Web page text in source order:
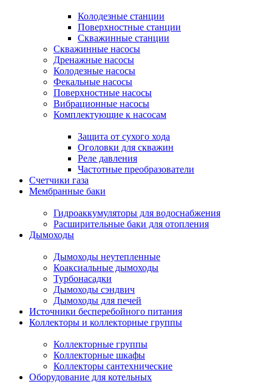
Колодезные станции
Поверхностные станции
Скважинные станции
Скважинные насосы
Дренажные насосы
Колодезные насосы
Фекальные насосы
Поверхностные насосы
Вибрационные насосы
Комплектующие к насосам
Защита от сухого хода
Оголовки для скважин
Реле давления
Частотные преобразователи
Счетчики газа
Мембранные баки
Гидроаккумуляторы для водоснабжения
Расширительные баки для отопления
Дымоходы
Дымоходы неутепленные
Коаксиальные дымоходы
Турбонасадки
Дымоходы сэндвич
Дымоходы для печей
Источники бесперебойного питания
Коллекторы и коллекторные группы
Коллекторные группы
Коллекторные шкафы
Коллекторы сантехнические
Оборудование для котельных